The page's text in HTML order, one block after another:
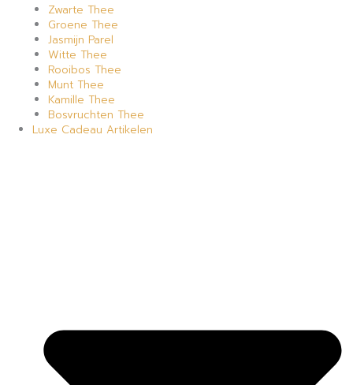
Zwarte Thee
Groene Thee
Jasmijn Parel
Witte Thee
Rooibos Thee
Munt Thee
Kamille Thee
Bosvruchten Thee
Luxe Cadeau Artikelen